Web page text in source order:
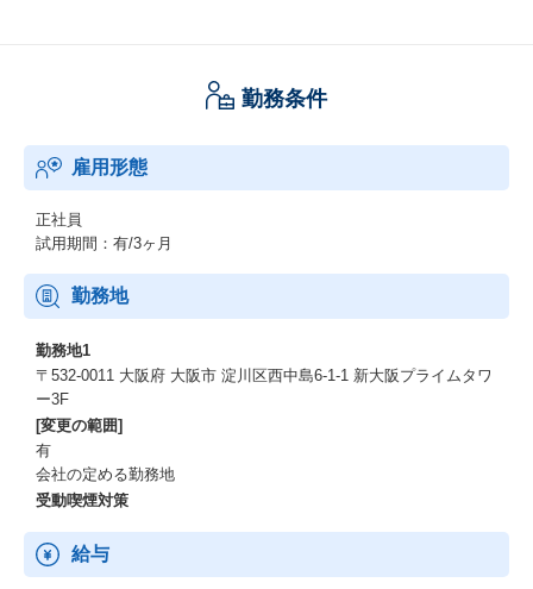
勤務条件
雇用形態
正社員
試用期間：有/3ヶ月
勤務地
勤務地1
〒532-0011 大阪府 大阪市 淀川区西中島6-1-1 新大阪プライムタワ
ー3F
[変更の範囲]
有
会社の定める勤務地
受動喫煙対策
給与